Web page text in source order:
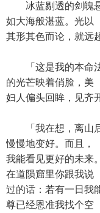
冰蓝剔透的剑魄悬
如大海般湛蓝。光以
其形其色而论，就远
「这是我的本命法
的光芒映着俏脸，美
妇人偏头回眸，见齐
「我在想，离山后
慢慢地变好。而且，
我能看见更好的未来
在道陨窟里你跟我说
过的话：若有一日我
尊已经恩准我找个空